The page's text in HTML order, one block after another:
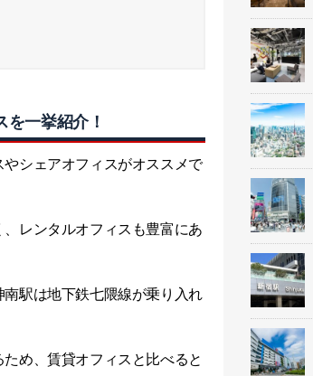
一挙紹介！
シェアオフィスがオススメで
レンタルオフィスも豊富にあ
駅は地下鉄七隈線が乗り入れ
め、賃貸オフィスと比べると